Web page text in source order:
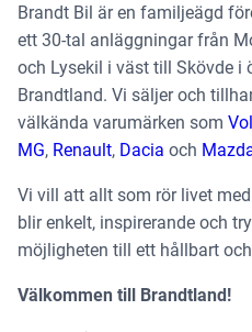
Brandt Bil är en familjeägd
ett 30-tal anläggningar från
och Lysekil i väst till Skövde i
Brandtland. Vi säljer och
välkända varumärken som
MG, Renault, Dacia och
Vi vill att allt som rör livet
blir enkelt, inspirerande och
möjligheten till ett hållbart
Välkommen till Brandtland!